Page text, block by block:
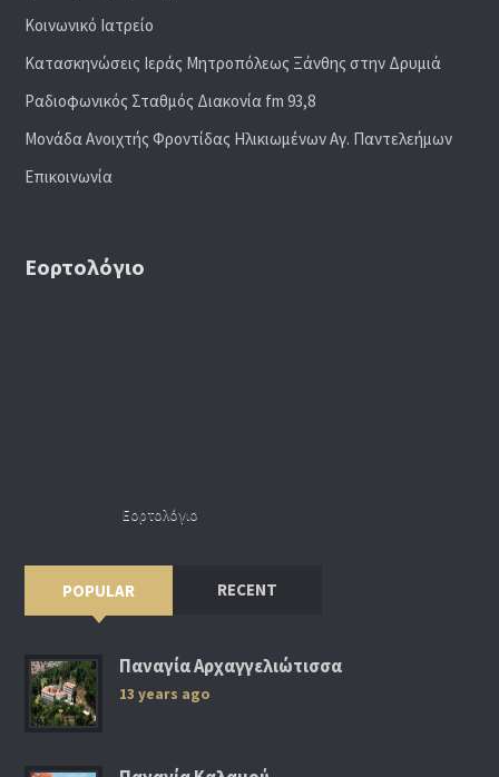
Κοινωνικό Ιατρείο
Κατασκηνώσεις Ιεράς Μητροπόλεως Ξάνθης στην Δρυμιά
Ραδιoφωνικός Σταθμός Διακονία fm 93,8
Μονάδα Ανοιχτής Φροντίδας Ηλικιωμένων Αγ. Παντελεήμων
Επικοινωνία
Εορτολόγιο
Εορτολόγιο
POPULAR RECENT
Παναγία Αρχαγγελιώτισσα
13 years ago